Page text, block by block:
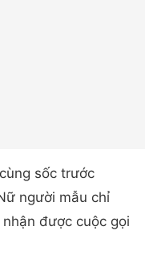
sốc trước
người mẫu chỉ
được cuộc gọi